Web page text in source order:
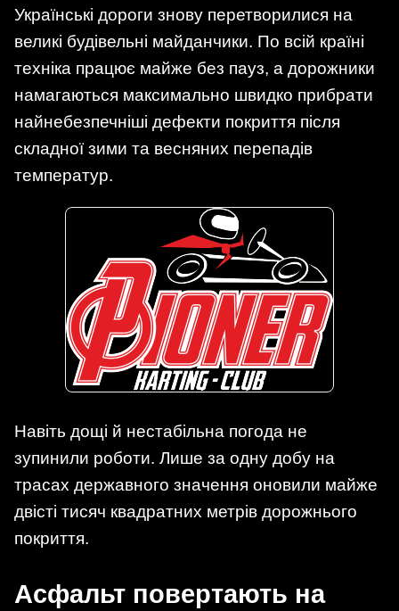
Українські дороги знову перетворилися на
великі будівельні майданчики. По всій країні
техніка працює майже без пауз, а дорожники
намагаються максимально швидко прибрати
найнебезпечніші дефекти покриття після
складної зими та весняних перепадів
температур.
Навіть дощі й нестабільна погода не
зупинили роботи. Лише за одну добу на
трасах державного значення оновили майже
двісті тисяч квадратних метрів дорожнього
покриття.
Асфальт повертають на